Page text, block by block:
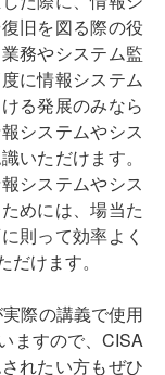
旧を図る際の役
務やシステム監
に情報システム
る発展のみなら
システムやシス
いただけます。
システムやシス
めには、場当た
則って効率よく
けます。
際の講義で使用
ますので、CISA
れたい方もぜひ